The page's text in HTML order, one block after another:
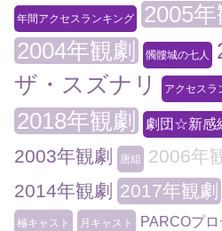
年間アクセスランキング
2005年
2004年観劇
髑髏城の七人
ザ・スズナリ
アクセスラ
2018年観劇 劇団☆新感
2003年観劇
唐組 2006年
2014年観劇 2017年観劇
極キャスト 月キャスト PARCOプロ